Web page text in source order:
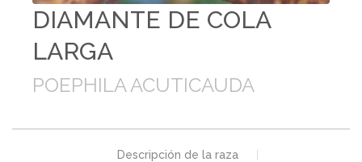
DIAMANTE DE COLA
LARGA
POEPHILA ACUTICAUDA
Descripción de la raza